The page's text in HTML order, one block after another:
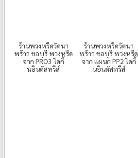
ร้านพวงหรีดวัดนา
พร้าว ชลบุรี พวงหรีด
จาก PRO3 ไดกิ้
นอินดัสทรีส์
ร้านพวงหรีดวัดนา
พร้าว ชลบุรี พวงหรีด
จาก แผนก PP2 ไดกิ้
นอินดัสทรีส์